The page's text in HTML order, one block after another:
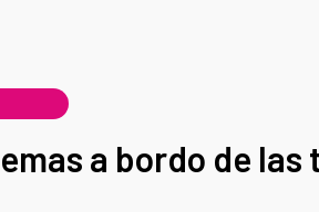
a bordo de